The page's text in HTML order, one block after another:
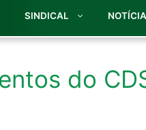
SINDICAL
do